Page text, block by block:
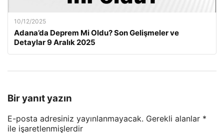
10/12/2025
Adana’da Deprem Mi Oldu? Son Gelişmeler ve
Detaylar 9 Aralık 2025
Bir yanıt yazın
E-posta adresiniz yayınlanmayacak. Gerekli alanlar *
ile işaretlenmişlerdir